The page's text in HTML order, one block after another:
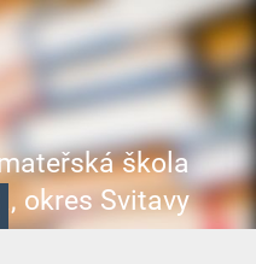
škola
okres Svitavy